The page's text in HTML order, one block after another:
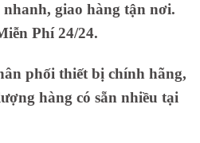
giao hàng tận nơi.
Phí 24/24.
phối thiết bị chính hãng,
hàng có sẵn nhiều tại